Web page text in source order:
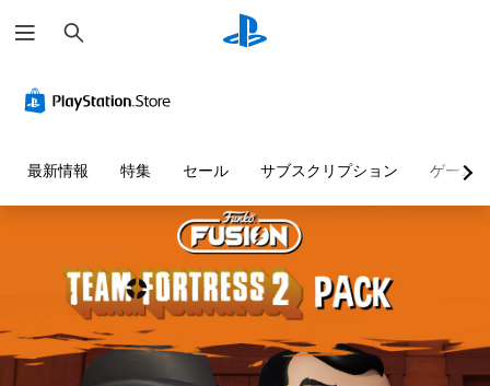
索
最新情報 特集 セール サブスクリプション ゲーム